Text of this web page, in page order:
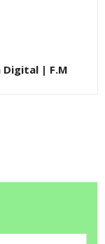
Digital | F.M